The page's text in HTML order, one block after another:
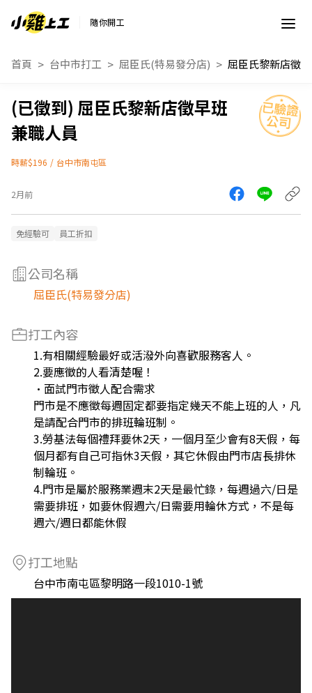
隨你開工
首頁 台中市打工 屈臣氏(特易發分店)
屈臣氏黎新店徵早班
兼職人員
時薪$196 / 台中市南屯區
2月前
免經驗可 員工折扣
公司名稱
屈臣氏(特易發分店)
打工內容
1.有相關經驗最好或活潑外向喜歡服務客人。
2.要應徵的人看清楚喔！
•面試門市徵人配合需求
門市是不應徵每週固定都要指定幾天不能上班的人，凡
是請配合門市的排班輪班制。
3.勞基法每個禮拜要休2天，一個月至少會有8天假，每
個月都有自己可指休3天假，其它休假由門市店長排休
制輪班。
4.門市是屬於服務業週末2天是最忙錄，每週過六/日是
需要排班，如要休假週六/日需要用輪休方式，不是每
週六/週日都能休假
打工地點
台中市南屯區黎明路一段1010-1號